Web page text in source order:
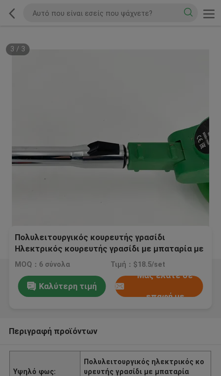
3 / 3
Πολυλειτουργικός κουρευτής γρασίδι
Ηλεκτρικός κουρευτής γρασίδι με μπαταρία με
μηχανοκίνητο μηχανισμό
MOQ：6 σύνολα Τιμή：$18.5/set
Καλύτερη τιμή
Μας ελάτε σε
επαφή με
Περιγραφή προϊόντων
Υψηλό φως:
Πολυλειτουργικός ηλεκτρικός κο
υρευτής γρασίδι με μπαταρία